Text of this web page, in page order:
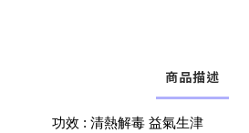
商品描述
功效 : 清熱解毒 益氣生津